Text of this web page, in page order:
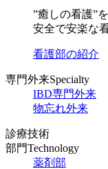
”癒しの看護”
安全で安楽な
看護部の紹介
専門外来Specialty
IBD専門外来
物忘れ外来
診療技術
部門Technology
薬剤部